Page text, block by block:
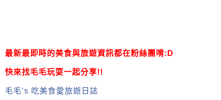
最新最即時的美食與旅遊資訊都在粉絲團唷:D
快來找毛毛玩耍一起分享!!
毛毛’s 吃美食愛旅遊日誌